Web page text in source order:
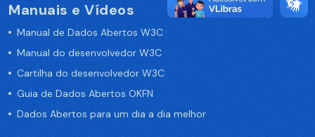
Manuais e Vídeos
Manual de Dados Abertos W3C
Manual do desenvolvedor W3C
Cartilha do desenvolvedor W3C
Guia de Dados Abertos OKFN
Dados Abertos para um dia a dia melhor